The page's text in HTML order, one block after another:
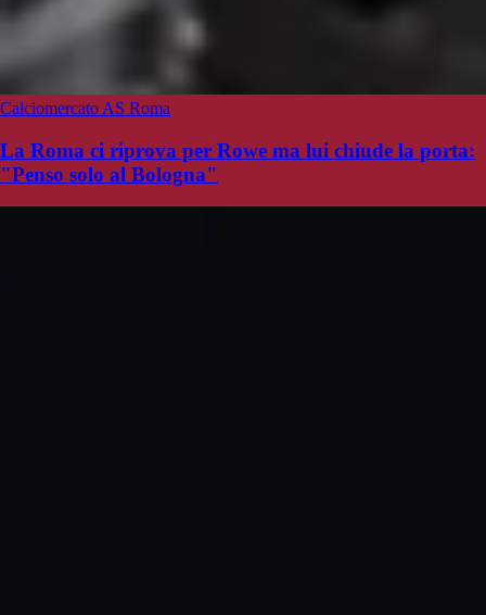
Calciomercato AS Roma
La Roma ci riprova per Rowe ma lui chiude la porta:
"Penso solo al Bologna"